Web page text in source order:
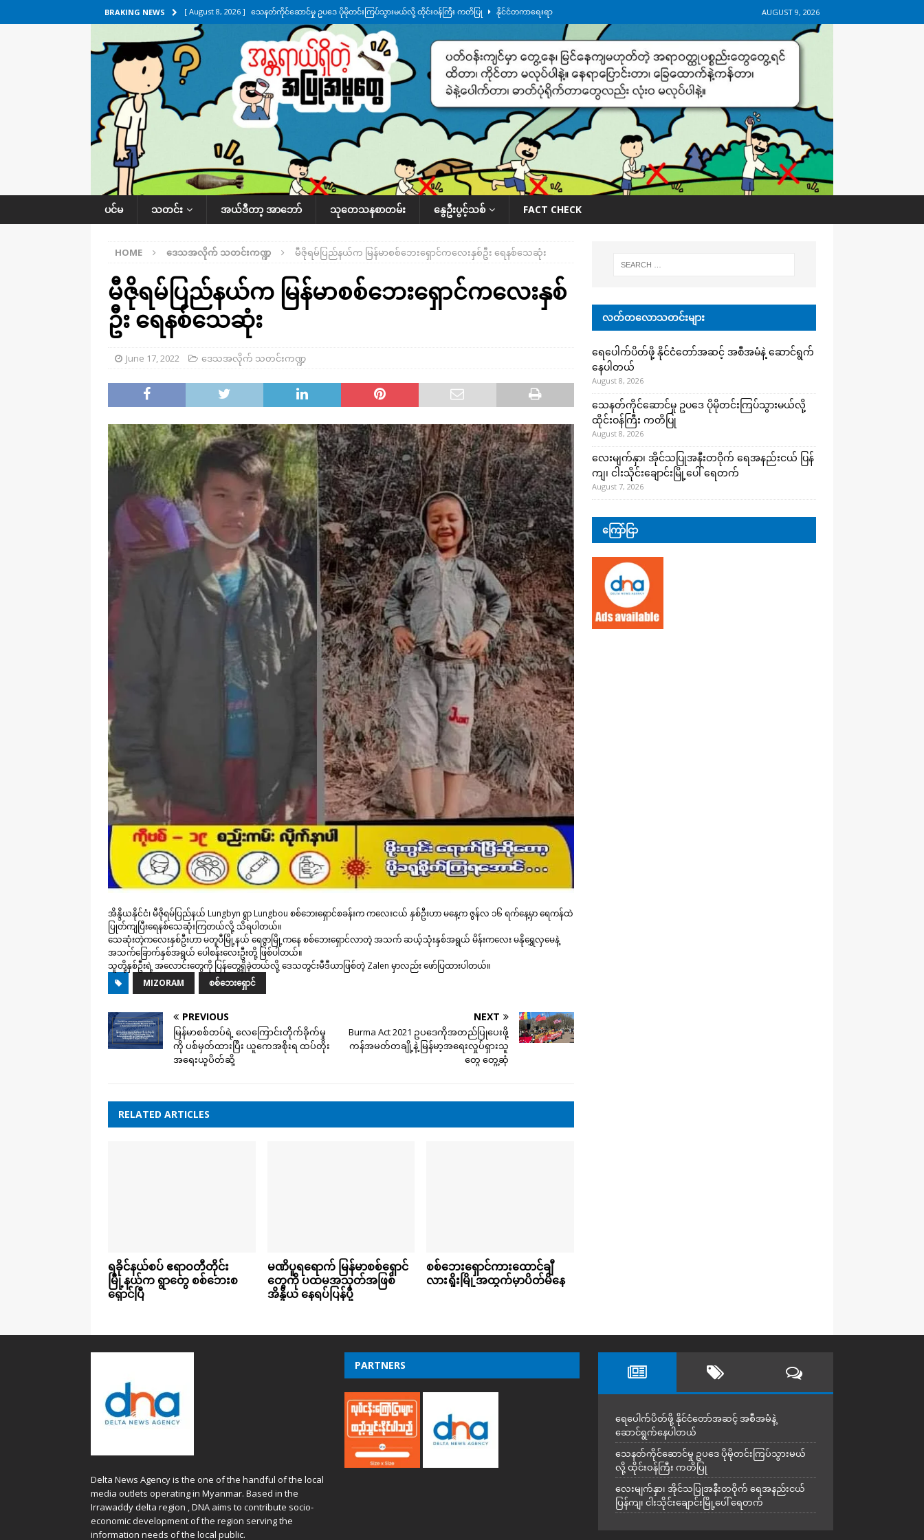
BRAKING NEWS [ August 8, 2026 ] သေနတ်ကိုင်ဆောင်မှု ဥပဒေ ပိုမိုတင်းကြပ်သွားမယ်လို့ ထိုင်းဝန်ကြီး ကတိပြု နိုင်ငံတကာရေးရာ
[ August 7, 2026 ] လေးမျက်နှာ၊ အိုင်သပြုအနီးတဝိုက် ရေအနည်းငယ် ပြန်ကျ၊ ငါးသိုင်းချောင်းမြို့ပေါ် ရေတက်
ဒေသအလိုက် သတင်းကဏ္ဍ
[ August 7, 2026 ] ရန်ကုန်မြစ်အတွင်း ထူးကဲဒီရေ အ​မြင့် ၂၁ ပေကျော်အထိ တက်မယ်လို့ သတိပေး ဒေသအလိုက်
သတင်းကဏ္ဍ
[ August 7, 2026 ] လွှတ်တော်ကို ရောက်လာတဲ့ ဦးမင်အောင်လှိုင်ကို ထိုင်းလွှတ်တော်အမတ် အော်ဟစ်ဆန္ဒပြ
UNCATEGORIZED
[ August 8, 2026 ] ရေပေါက်ပိတ်ဖို့ နိုင်ငံတော်အဆင့် အစီအမံနဲ့ ဆောင်ရွက်နေပါတယ် ဆောင်းပါး
AUGUST 9, 2026
ပင်မ သတင်း အယ်ဒီတာ့ အာဘော် သုတေသနစာတမ်း နွေဦးပွင့်သစ် FACT CHECK
HOME ဒေသအလိုက် သတင်းကဏ္ဍ မီဇိုရမ်ပြည်နယ်က မြန်မာစစ်ဘေးရှောင်ကလေးနှစ်ဦး ရေနစ်သေဆုံး
မီဇိုရမ်ပြည်နယ်က မြန်မာစစ်ဘေးရှောင်ကလေးနှစ်
ဦး ရေနစ်သေဆုံး
June 17, 2022 ဒေသအလိုက် သတင်းကဏ္ဍ
အိန္ဒိယနိုင်ငံ၊ မီဇိုရမ်ပြည်နယ် Lungbyn ရွာ Lungbou စစ်ဘေးရှောင်စခန်းက ကလေးငယ် နှစ်ဦးဟာ မနေ့က ဇွန်လ ၁၆ ရက်နေ့မှာ ရေကန်ထဲ
ပြုတ်ကျပြီးရေနစ်သေဆုံးကြတယ်လို့ သိရပါတယ်။
သေဆုံးတဲ့ကလေးနှစ်ဦးဟာ မတူပီမြို့နယ် ရေဇွာမြို့ကနေ စစ်ဘေးရှောင်လာတဲ့ အသက် ဆယ့်သုံးနှစ်အရွယ် မိန်းကလေး မနိုရွှေလှမေနဲ့
အသက်ခြောက်နှစ်အရွယ် ပေါစန်းလေးဦးတို့ ဖြစ်ပါတယ်။
သူတို့နှစ်ဦးရဲ့ အလောင်းတွေကို ပြန်တွေ့ရှိခဲ့တယ်လို့ ဒေသတွင်းမီဒီယာဖြစ်တဲ့ Zalen မှာလည်း ဖော်ပြထားပါတယ်။
MIZORAM
စစ်ဘေးရှောင်
PREVIOUS
မြန်မာစစ်တပ်ရဲ့ လေကြောင်းတိုက်ခိုက်မှု
ကို ပစ်မှတ်ထားပြီး ယူကေအစိုးရ ထပ်တိုး
အရေးယူပိတ်ဆို့
NEXT
Burma Act 2021 ဥပဒေကိုအတည်ပြုပေးဖို့
ကန်အမတ်တချို့နဲ့ မြန်မာ့အရေးလှုပ်ရှားသူ
တွေ တွေ့ဆုံ
RELATED ARTICLES
ရခိုင်နယ်စပ် ဧရာဝတီတိုင်း
မြို့နယ်က ရွာတွေ စစ်ဘေးစ
ရှောင်ပြီ
မဏိပူရရောက် မြန်မာစစ်ရှောင်
တွေကို ပထမအသုတ်အဖြစ်
အိန္ဒိယ နေရပ်ပြန်ပို့
စစ်ဘေးရှောင်ကားထောင်ချီ
လားရှိုးမြို့အထွက်မှာပိတ်မိနေ
လတ်တလောသတင်းများ
ရေပေါက်ပိတ်ဖို့ နိုင်ငံတော်အဆင့် အစီအမံနဲ့ ဆောင်ရွက်
နေပါတယ်
August 8, 2026
သေနတ်ကိုင်ဆောင်မှု ဥပဒေ ပိုမိုတင်းကြပ်သွားမယ်လို့
ထိုင်းဝန်ကြီး ကတိပြု
August 8, 2026
လေးမျက်နှာ၊ အိုင်သပြုအနီးတဝိုက် ရေအနည်းငယ် ပြန်
ကျ၊ ငါးသိုင်းချောင်းမြို့ပေါ် ရေတက်
August 7, 2026
ကြော်ငြာ
Delta News Agency is the one of the handful of the local
media outlets operating in Myanmar. Based in the
Irrawaddy delta region , DNA aims to contribute socio-
economic development of the region serving the
information needs of the local public.
PARTNERS
ရေပေါက်ပိတ်ဖို့ နိုင်ငံတော်အဆင့် အစီအမံနဲ့
ဆောင်ရွက်နေပါတယ်
သေနတ်ကိုင်ဆောင်မှု ဥပဒေ ပိုမိုတင်းကြပ်သွားမယ်
လို့ ထိုင်းဝန်ကြီး ကတိပြု
လေးမျက်နှာ၊ အိုင်သပြုအနီးတဝိုက် ရေအနည်းငယ်
ပြန်ကျ၊ ငါးသိုင်းချောင်းမြို့ပေါ် ရေတက်